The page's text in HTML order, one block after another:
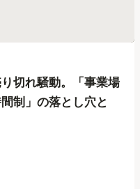
切れ騒動。「事業場
制」の落とし穴と